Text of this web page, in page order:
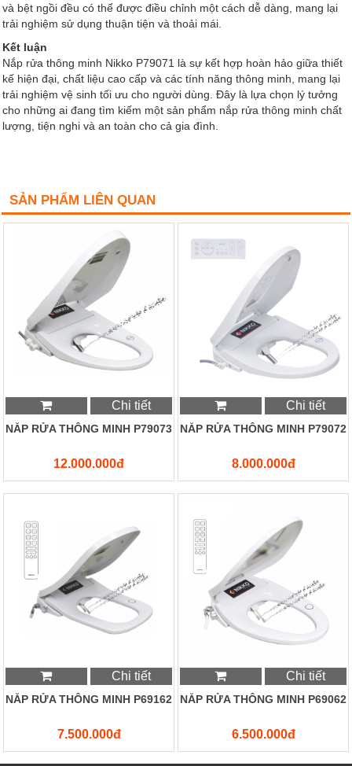
và bệt ngồi đều có thể được điều chỉnh một cách dễ dàng, mang lại
trải nghiệm sử dụng thuận tiện và thoải mái.
Kết luận
Nắp rửa thông minh Nikko P79071 là sự kết hợp hoàn hảo giữa thiết
kế hiện đại, chất liệu cao cấp và các tính năng thông minh, mang lại
trải nghiệm vệ sinh tối ưu cho người dùng. Đây là lựa chọn lý tưởng
cho những ai đang tìm kiếm một sản phẩm nắp rửa thông minh chất
lượng, tiện nghi và an toàn cho cả gia đình.
SẢN PHẨM LIÊN QUAN
Chi tiết
NẮP RỬA THÔNG MINH P79073
12.000.000đ
Chi tiết
NẮP RỬA THÔNG MINH P79072
8.000.000đ
Chi tiết
NẮP RỬA THÔNG MINH P69162
7.500.000đ
Chi tiết
NẮP RỬA THÔNG MINH P69062
6.500.000đ